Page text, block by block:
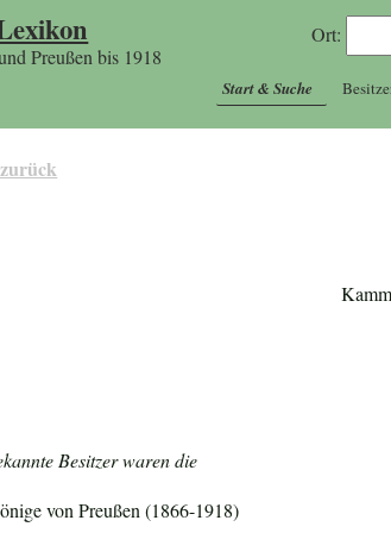
Preußen bis 1918
Ort:
Start & Suche
Besitzer waren die
von Preußen (1866-1918)